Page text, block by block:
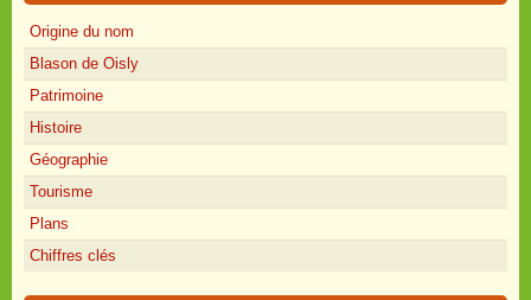
Origine du nom
Blason de Oisly
Patrimoine
Histoire
Géographie
Tourisme
Plans
Chiffres clés